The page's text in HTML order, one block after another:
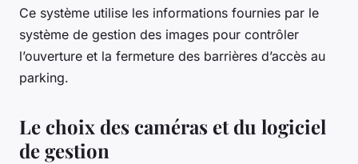
Ce système utilise les informations fournies par le
système de gestion des images pour contrôler
l’ouverture et la fermeture des barrières d’accès au
parking.
Le choix des caméras et du logiciel
de gestion